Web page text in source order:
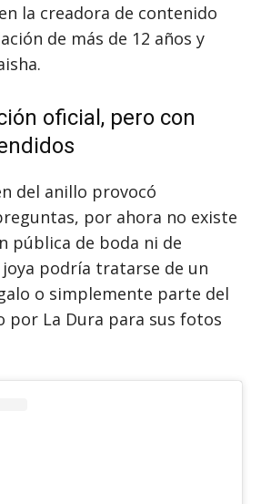
la creadora de contenido
de más de 12 años y
oficial, pero con
del anillo provocó
por ahora no existe
pública de boda ni de
podría tratarse de un
o simplemente parte del
por La Dura para sus fotos